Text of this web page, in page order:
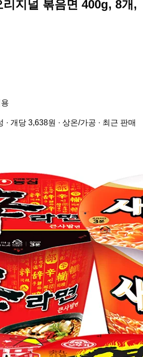
지널 볶음면 400g, 8개,
· 개당 3,638원 · 상온/가공 · 최근 판매